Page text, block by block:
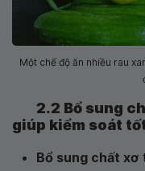
Một chế độ ăn nhiều rau
2.2 Bổ sung
giúp kiểm soát
Bổ sung chất xơ